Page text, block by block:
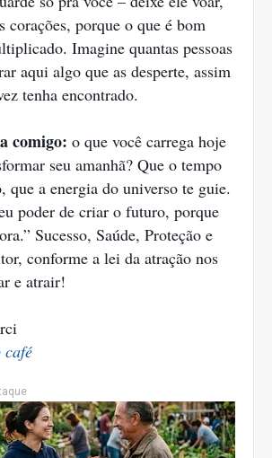
corações, porque o que é bom
Imagine quantas pessoas
aqui algo que as desperte, assim
tenha encontrado.
comigo: o que você carrega hoje
seu amanhã? Que o tempo
que a energia do universo te guie.
poder de criar o futuro, porque
Sucesso, Saúde, Proteção e
conforme a lei da atração nos
e atrair!
café